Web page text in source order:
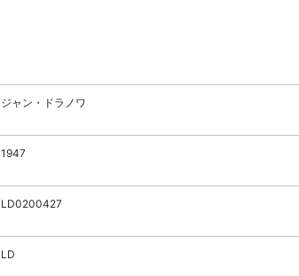
ジャン・ドラノワ
1947
LD0200427
LD